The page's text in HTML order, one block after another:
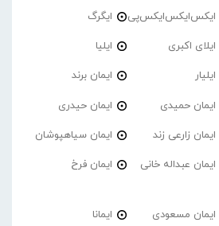
ایکس‌ایکس‌ایکس‌پی ایگرگ
ایلای اکبری ایلیا
ایلیار ایمان برند
ایمان حمیدی ایمان حیدری
ایمان زارعی زند ایمان سیاهپوشان
ایمان عبداله خانی ایمان فرخ
ایمان مسعودی ایمانا